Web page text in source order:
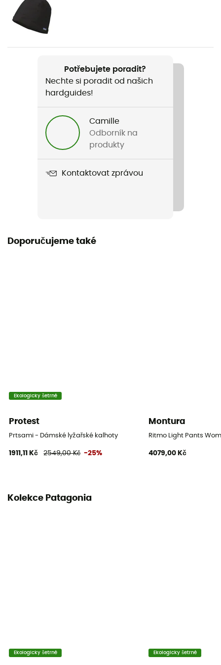
Pohlaví
Dámské
Hmotnost
Název produktu
Insulated Snowbelle Pants
Konstrukce oděvu
Bluesign / Fair Trade Certified™
Ano
Potřebujete poradit?
Nechte si poradit od našich
hardguides!
Camille
Odborník na
produkty
Kontaktovat zprávou
Doporučujeme také
Ekologicky šetrné
Protest
Prtsami - Dámské lyžařské kalhoty
1911,11 Kč 2549,00 Kč -25%
Montura
Ritmo Light Pants
4079,00 Kč
Kolekce Patagonia
Ekologicky šetrné Ekologicky šetrné